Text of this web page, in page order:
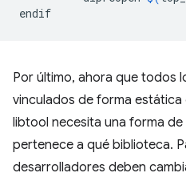
Por último, ahora que todos
vinculados de forma estática
libtool necesita una forma
pertenece a qué biblioteca.
desarrolladores deben